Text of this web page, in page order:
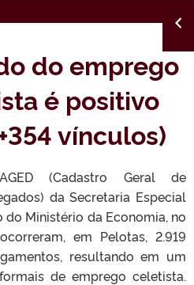
do emprego
é positivo
vínculos)
(Cadastro Geral de
da Secretaria Especial
do Ministério da Economia, no
em Pelotas, 2.919
resultando em um
de emprego celetista.